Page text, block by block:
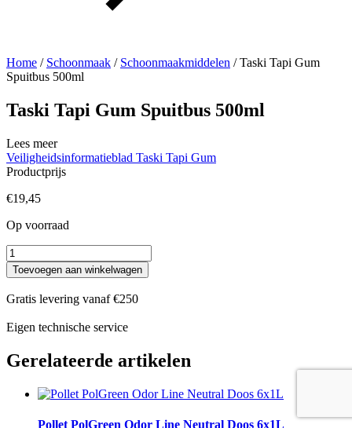
Home / Schoonmaak / Schoonmaakmiddelen / Taski Tapi Gum
Spuitbus 500ml
Taski Tapi Gum Spuitbus 500ml
Lees meer
Veiligheidsinformatieblad Taski Tapi Gum
Productprijs
€19,45
Op voorraad
Taski
Tapi
Gum
Spuitbus
500ml
aantal
Toevoegen aan winkelwagen
Gratis levering vanaf €250
Eigen technische service
Gerelateerde artikelen
Pollet PolGreen Odor Line Neutral Doos 6x1L